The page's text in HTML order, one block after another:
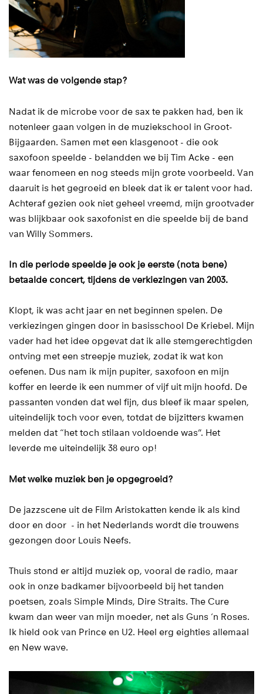
Wat was de volgende stap?
Nadat ik de microbe voor de sax te pakken had, ben ik
notenleer gaan volgen in de muziekschool in Groot-
Bijgaarden. Samen met een klasgenoot - die ook
saxofoon speelde - belandden we bij Tim Acke - een
waar fenomeen en nog steeds mijn grote voorbeeld. Van
daaruit is het gegroeid en bleek dat ik er talent voor had.
Achteraf gezien ook niet geheel vreemd, mijn grootvader
was blijkbaar ook saxofonist en die speelde bij de band
van Willy Sommers.
In die periode speelde je ook je eerste (nota bene)
betaalde concert, tijdens de verkiezingen van 2003.
Klopt, ik was acht jaar en net beginnen spelen. De
verkiezingen gingen door in basisschool De Kriebel. Mijn
vader had het idee opgevat dat ik alle stemgerechtigden
ontving met een streepje muziek, zodat ik wat kon
oefenen. Dus nam ik mijn pupiter, saxofoon en mijn
koffer en leerde ik een nummer of vijf uit mijn hoofd. De
passanten vonden dat wel fijn, dus bleef ik maar spelen,
uiteindelijk toch voor even, totdat de bijzitters kwamen
melden dat “het toch stilaan voldoende was”. Het
leverde me uiteindelijk 38 euro op!
Met welke muziek ben je opgegroeid?
De jazzscene uit de Film Aristokatten kende ik als kind
door en door - in het Nederlands wordt die trouwens
gezongen door Louis Neefs.
Thuis stond er altijd muziek op, vooral de radio, maar
ook in onze badkamer bijvoorbeeld bij het tanden
poetsen, zoals Simple Minds, Dire Straits. The Cure
kwam dan weer van mijn moeder, net als Guns ‘n Roses.
Ik hield ook van Prince en U2. Heel erg eighties allemaal
en New wave.